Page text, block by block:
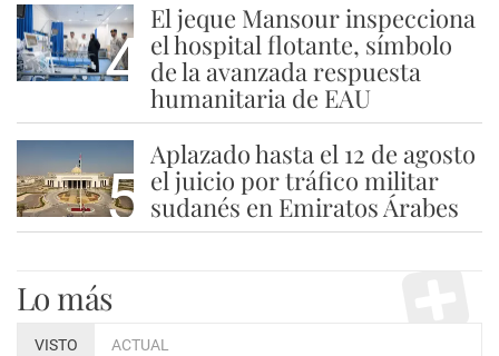
4
El jeque Mansour inspecciona
el hospital flotante, símbolo
de la avanzada respuesta
humanitaria de EAU
5
Aplazado hasta el 12 de agosto
el juicio por tráfico militar
sudanés en Emiratos Árabes
Lo más
VISTO ACTUAL